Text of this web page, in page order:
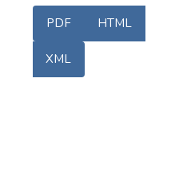
PDF HTML
XML